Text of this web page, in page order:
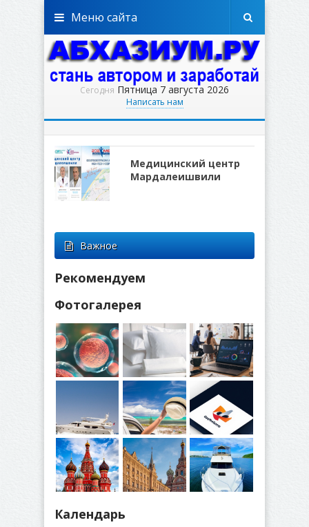
Сегодня Пятница 7 августа 2026
Написать нам
Меню сайта
Медицинский центр
Мардалеишвили
Важное
Рекомендуем
Фотогалерея
Календарь